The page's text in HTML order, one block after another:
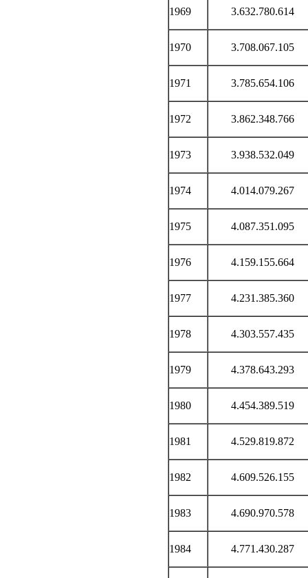
1969 3.632.780.614
1970 3.708.067.105
1971 3.785.654.106
1972 3.862.348.766
1973 3.938.532.049
1974 4.014.079.267
1975 4.087.351.095
1976 4.159.155.664
1977 4.231.385.360
1978 4.303.557.435
1979 4.378.643.293
1980 4.454.389.519
1981 4.529.819.872
1982 4.609.526.155
1983 4.690.970.578
1984 4.771.430.287